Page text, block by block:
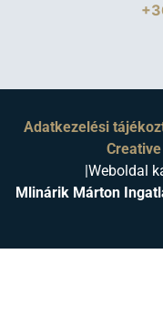
Adatkezelési
|Weboldal
Mlinárik Márton